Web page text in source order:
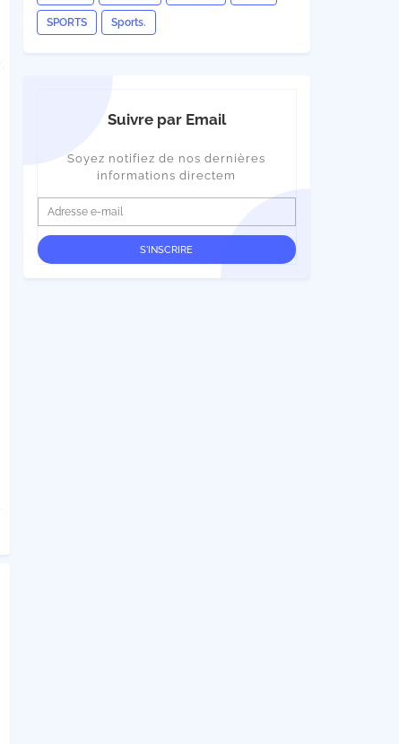
SPORTS Sports.
Suivre par Email
Soyez notifiez de nos dernières
informations directem